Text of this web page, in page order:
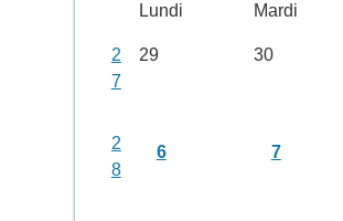
Lundi Mardi
2
7
29 30
2
8
6 7